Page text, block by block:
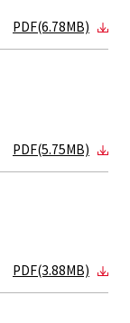
PDF(6.78MB)
PDF(5.75MB)
PDF(3.88MB)